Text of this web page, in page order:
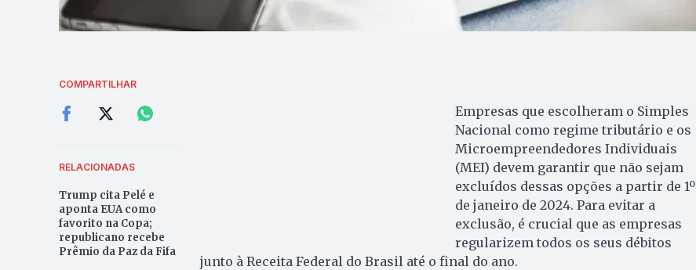
COMPARTILHAR
RELACIONADAS
Trump cita Pelé e
aponta EUA como
favorito na Copa;
republicano recebe
Prêmio da Paz da Fifa
Empresas que escolheram o Simples
Nacional como regime tributário e os
Microempreendedores Individuais
(MEI) devem garantir que não sejam
excluídos dessas opções a partir de 1º
de janeiro de 2024. Para evitar a
exclusão, é crucial que as empresas
regularizem todos os seus débitos
junto à Receita Federal do Brasil até o final do ano.